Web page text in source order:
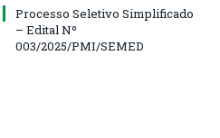
Processo Seletivo Simplificado
– Edital Nº
003/2025/PMI/SEMED